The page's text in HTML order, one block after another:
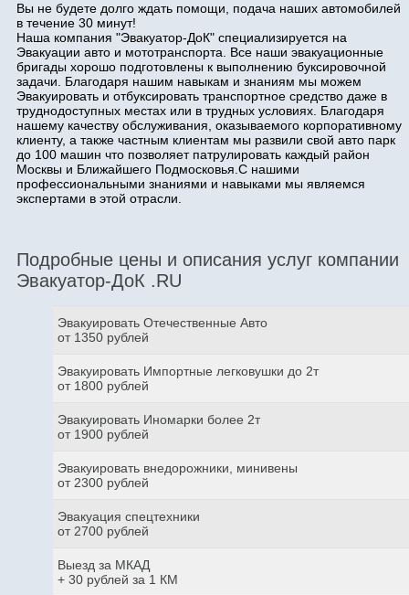
Вы не будете долго ждать помощи, подача наших автомобилей
в течение 30 минут!
Наша компания "Эвакуатор-ДоК" специализируется на
Эвакуации авто и мототранспорта. Все наши эвакуационные
бригады хорошо подготовлены к выполнению буксировочной
задачи. Благодаря нашим навыкам и знаниям мы можем
Эвакуировать и отбуксировать транспортное средство даже в
труднодоступных местах или в трудных условиях. Благодаря
нашему качеству обслуживания, оказываемого корпоративному
клиенту, а также частным клиентам мы развили свой авто парк
до 100 машин что позволяет патрулировать каждый район
Москвы и Ближайшего Подмосковья.С нашими
профессиональными знаниями и навыками мы являемся
экспертами в этой отрасли.
Подробные цены и описания услуг компании
Эвакуатор-ДоК .RU
Эвакуировать Отечественные Авто
от 1350 рублей
Эвакуировать Импортные легковушки до 2т
от 1800 рублей
Эвакуировать Иномарки более 2т
от 1900 рублей
Эвакуировать внедорожники, минивены
от 2300 рублей
Эвакуация спецтехники
от 2700 рублей
Выезд за МКАД
+ 30 рублей за 1 КМ